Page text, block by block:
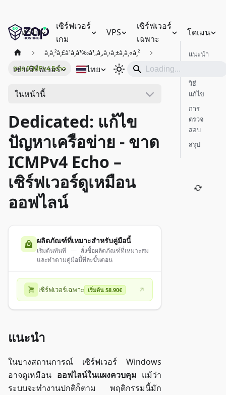
ทั่วไป
เซิร์ฟเวอร์
เกม
VPS
เซิร์ฟเวอร์
เฉพาะ
โดเมน
เช่าเซิร์ฟเวอร์ ไทย
à¸à¸²à¸£à¹à¸à¹‰à¹„à¸‚à¸›à¸±à¸à¸«à¸²
ขาด ICMPv4 Echo
ในหน้านี้
Dedicated: แก้ไข
ปัญหาเครือข่าย - ขาด
ICMPv4 Echo –
เซิร์ฟเวอร์ดูเหมือน
ออฟไลน์
ผลิตภัณฑ์ที่เหมาะสำหรับคู่มือนี้
เริ่มต้นทันที — สั่งซื้อผลิตภัณฑ์ที่เหมาะสม
และทำตามคู่มือนี้ทีละขั้นตอน
เซิร์ฟเวอร์เฉพาะ เริ่มต้น 58.90€
แนะนำ
ในบางสถานการณ์ เซิร์ฟเวอร์ Windows
อาจดูเหมือน ออฟไลน์ในแผงควบคุม แม้ว่า
ระบบจะทำงานปกติก็ตาม พฤติกรรมนี้มัก
แนะนำ
วิธี
แก้ไข
การ
ตรวจ
สอบ
สรุป